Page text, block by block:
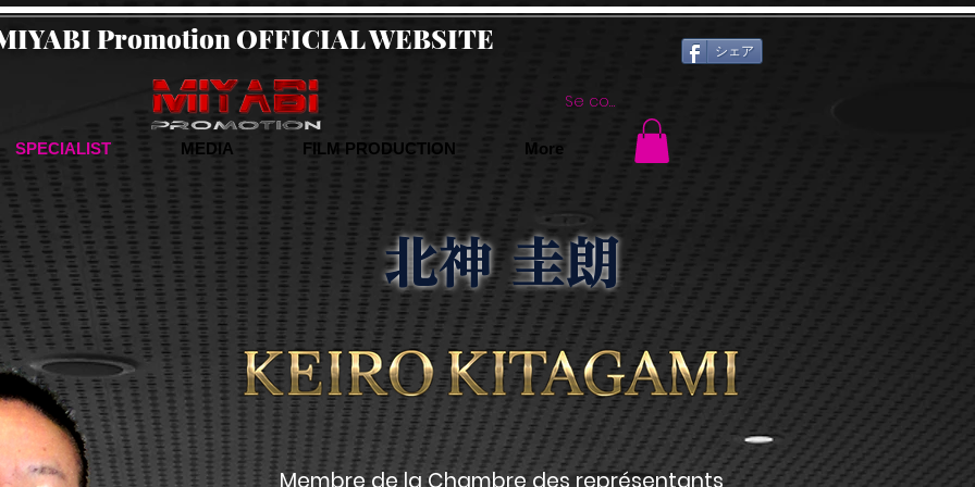
Promotion OFFICIAL WEBSITE
Se connecter
SPECIALIST MEDIA FILM PRODUCTION More
シェア
北神 圭朗
Membre de la Chambre des représentants